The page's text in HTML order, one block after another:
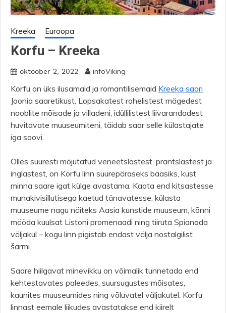
Kreeka Euroopa
Korfu – Kreeka
oktoober 2, 2022 infoViking
Korfu on üks ilusamaid ja romantilisemaid Kreeka saari
Joonia saaretikust. Lopsakatest rohelistest mägedest
nooblite mõisade ja villadeni, idüllilistest liivarandadest
huvitavate muuseumiteni, täidab saar selle külastajate
iga soovi.
Olles suuresti mõjutatud veneetslastest, prantslastest ja
inglastest, on Korfu linn suurepäraseks baasiks, kust
minna saare igat külge avastama. Kaota end kitsastesse
munakivisillutisega kaetud tänavatesse, külasta
muuseume nagu näiteks Aasia kunstide muuseum, kõnni
mööda kuulsat Listoni promenaadi ning tiiruta Spianada
väljakul – kogu linn pigistab endast välja nostalgilist
šarmi.
Saare hiilgavat minevikku on võimalik tunnetada end
kehtestavates paleedes, suursugustes mõisates,
kaunites muuseumides ning võluvatel väljakutel. Korfu
linnast eemale liikudes avastatakse end kiirelt